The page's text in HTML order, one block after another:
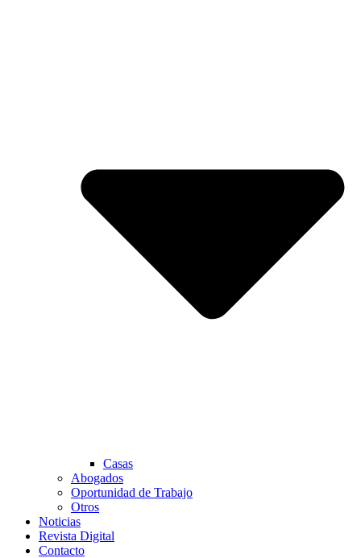
Casas
Abogados
Oportunidad de Trabajo
Otros
Noticias
Revista Digital
Contacto